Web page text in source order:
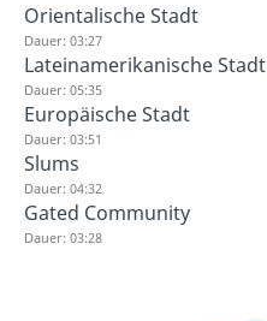
Orientalische Stadt
Dauer: 03:27
Lateinamerikanische Stadt
Dauer: 05:35
Europäische Stadt
Dauer: 03:51
Slums
Dauer: 04:32
Gated Community
Dauer: 03:28